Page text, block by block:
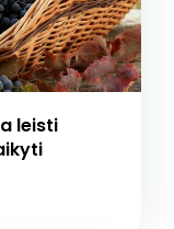
leisti